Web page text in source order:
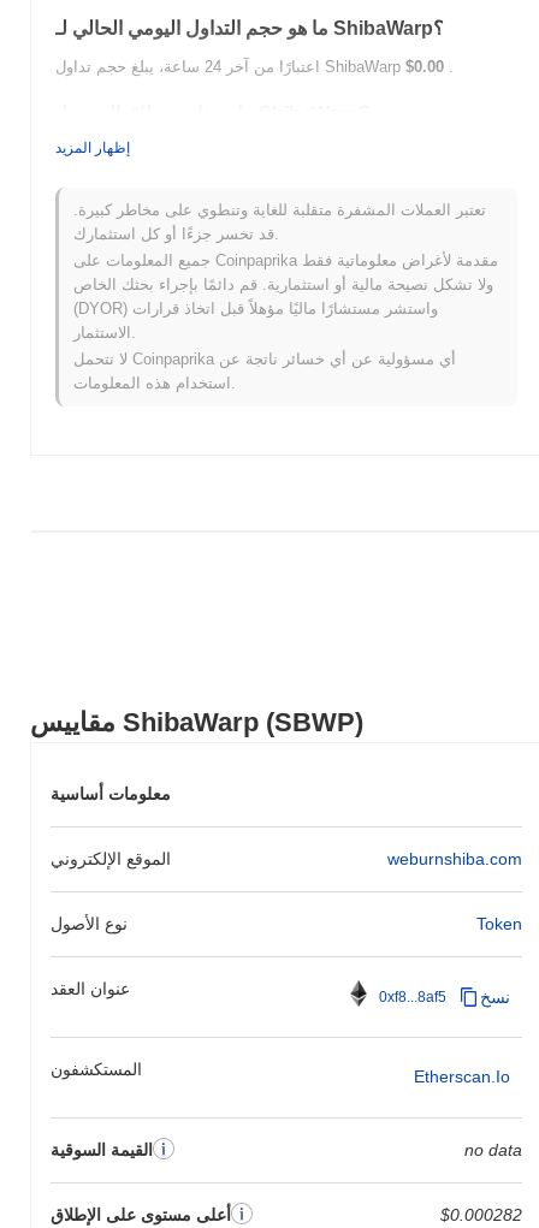
مقاييس ShibaWarp (SBWP)
معلومات أساسية
الموقع الإلكتروني weburnshiba.com
نوع الأصول Token
عنوان العقد 0xf8...8af5 نسخ
المستكشفون Etherscan.io
القيمة السوقية no data
أعلى مستوى على الإطلاق
$0.000282
ما هو حجم التداول اليومي الحالي لـ ShibaWarp؟
اعتبارًا من آخر 24 ساعة، يبلغ حجم تداول ShibaWarp $0.00 .
ShibaWarp يتم تداوله حاليًا بنسبة ~86.37%
كيف يعمل ShibaWarp مقارنة بسوق العملات المشفرة
الأوسع؟
سوق العملات المشفرة بشكل عام الذي سجل انخفاضًا1.45%
. يشير
إظهار المزيد
تعتبر العملات المشفرة متقلبة للغاية وتنطوي على مخاطر كبيرة.
قد تخسر جزءًا أو كل استثمارك.
جميع المعلومات على Coinpaprika مقدمة لأغراض معلوماتية فقط
ولا تشكل نصيحة مالية أو استثمارية. قم دائمًا بإجراء بحثك الخاص
(DYOR) واستشر مستشارًا ماليًا مؤهلاً قبل اتخاذ قرارات
لا تتحمل Coinpaprika أي مسؤولية عن أي خسائر ناتجة عن